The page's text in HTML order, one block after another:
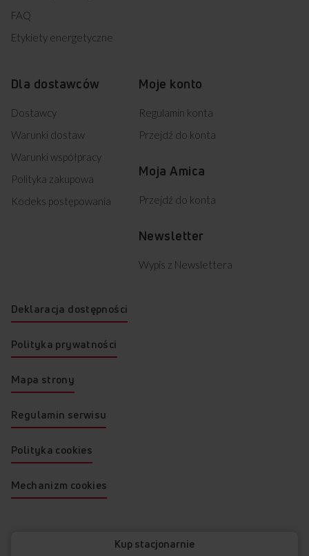
Kup stacjonarnie
FAQ
Etykiety energetyczne
Dla dostawców
Dostawcy
Warunki dostaw
Warunki współpracy
Polityka zakupowa
Kodeks postępowania
Moje konto
Regulamin konta
Przejdź do konta
Moja Amica
Przejdź do konta
Newsletter
Wypis z Newslettera
© 2026 AMICA
Deklaracja dostępności
Polityka prywatności
Mapa strony
Regulamin serwisu
Polityka cookies
Mechanizm cookies